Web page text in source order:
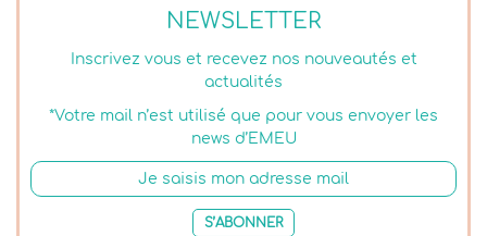
NEWSLETTER
Inscrivez vous et recevez nos nouveautés et
actualités
*Votre mail n’est utilisé que pour vous envoyer les
news d’EMEU
S’ABONNER